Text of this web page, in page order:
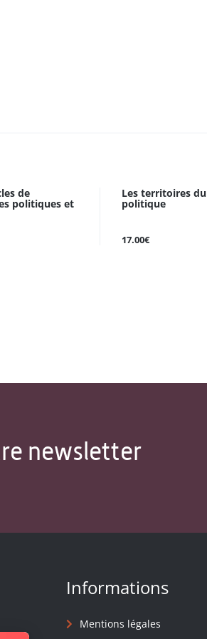
de
politiques et
Les territoires du
politique
17.00€
newsletter
Informations
Mentions légales